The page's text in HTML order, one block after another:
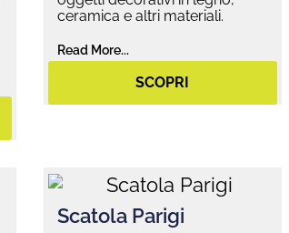
ceramica e altri materiali.
Read More...
SCOPRI
Scatola Parigi